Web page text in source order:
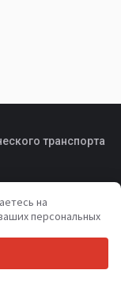
транспорта
на
персональных